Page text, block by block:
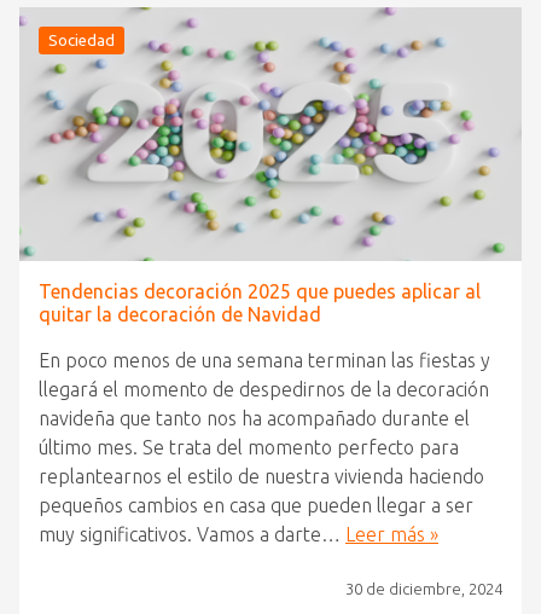
Sociedad
Tendencias decoración 2025 que puedes aplicar al
quitar la decoración de Navidad
En poco menos de una semana terminan las fiestas y
llegará el momento de despedirnos de la decoración
navideña que tanto nos ha acompañado durante el
último mes. Se trata del momento perfecto para
replantearnos el estilo de nuestra vivienda haciendo
pequeños cambios en casa que pueden llegar a ser
muy significativos. Vamos a darte… Leer más »
30 de diciembre, 2024